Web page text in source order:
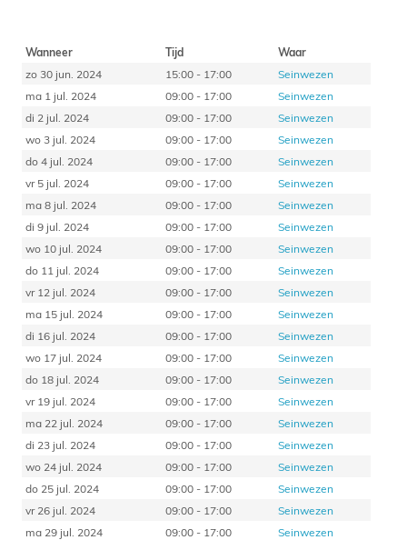
Wanneer Tijd
Waar
zo 30 jun. 2024
15:00 - 17:00
Seinwezen
ma 1 jul. 2024
09:00 - 17:00
Seinwezen
di 2 jul. 2024
09:00 - 17:00
Seinwezen
wo 3 jul. 2024
09:00 - 17:00
Seinwezen
do 4 jul. 2024
09:00 - 17:00
Seinwezen
vr 5 jul. 2024
09:00 - 17:00
Seinwezen
ma 8 jul. 2024
09:00 - 17:00
Seinwezen
di 9 jul. 2024
09:00 - 17:00
Seinwezen
wo 10 jul. 2024
09:00 - 17:00
Seinwezen
do 11 jul. 2024
09:00 - 17:00
Seinwezen
vr 12 jul. 2024
09:00 - 17:00
Seinwezen
ma 15 jul. 2024
09:00 - 17:00
Seinwezen
di 16 jul. 2024
09:00 - 17:00
Seinwezen
wo 17 jul. 2024
09:00 - 17:00
Seinwezen
do 18 jul. 2024
09:00 - 17:00
Seinwezen
vr 19 jul. 2024
09:00 - 17:00
Seinwezen
ma 22 jul. 2024
09:00 - 17:00
Seinwezen
di 23 jul. 2024
09:00 - 17:00
Seinwezen
wo 24 jul. 2024
09:00 - 17:00
Seinwezen
do 25 jul. 2024
09:00 - 17:00
Seinwezen
vr 26 jul. 2024
09:00 - 17:00
Seinwezen
ma 29 jul. 2024
09:00 - 17:00
Seinwezen